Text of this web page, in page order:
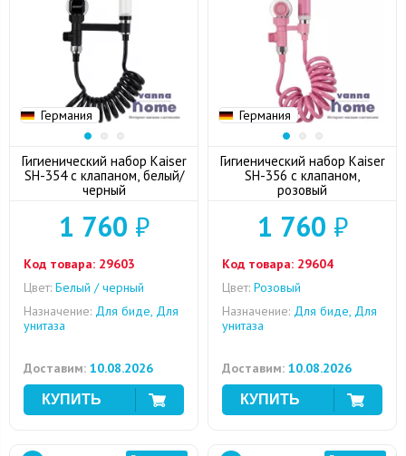
Германия
Гигиенический набор Kaiser
SH-354 с клапаном, белый/
черный
1 760 ₽
Код товара: 29603
Цвет: Белый / черный
Назначение: Для биде, Для
унитаза
Доставим: 10.08.2026
Германия
Гигиенический набор Kaiser
SH-356 с клапаном,
розовый
1 760 ₽
Код товара: 29604
Цвет: Розовый
Назначение: Для биде, Для
унитаза
Доставим: 10.08.2026